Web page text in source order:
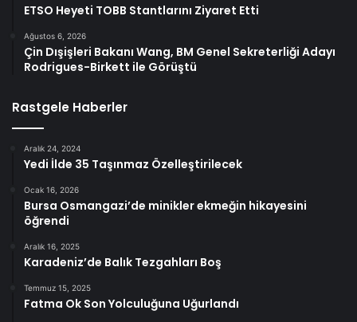
ETSO Heyeti TOBB Stantlarını Ziyaret Etti
Ağustos 6, 2026
Çin Dışişleri Bakanı Wang, BM Genel Sekreterliği Adayı
Rodrigues-Birkett ile Görüştü
Rastgele Haberler
Aralık 24, 2024
Yedi İlde 35 Taşınmaz Özelleştirilecek
Ocak 16, 2026
Bursa Osmangazi’de minikler ekmeğin hikayesini
öğrendi
Aralık 16, 2025
Karadeniz’de Balık Tezgahları Boş
Temmuz 15, 2025
Fatma Ok Son Yolculuğuna Uğurlandı